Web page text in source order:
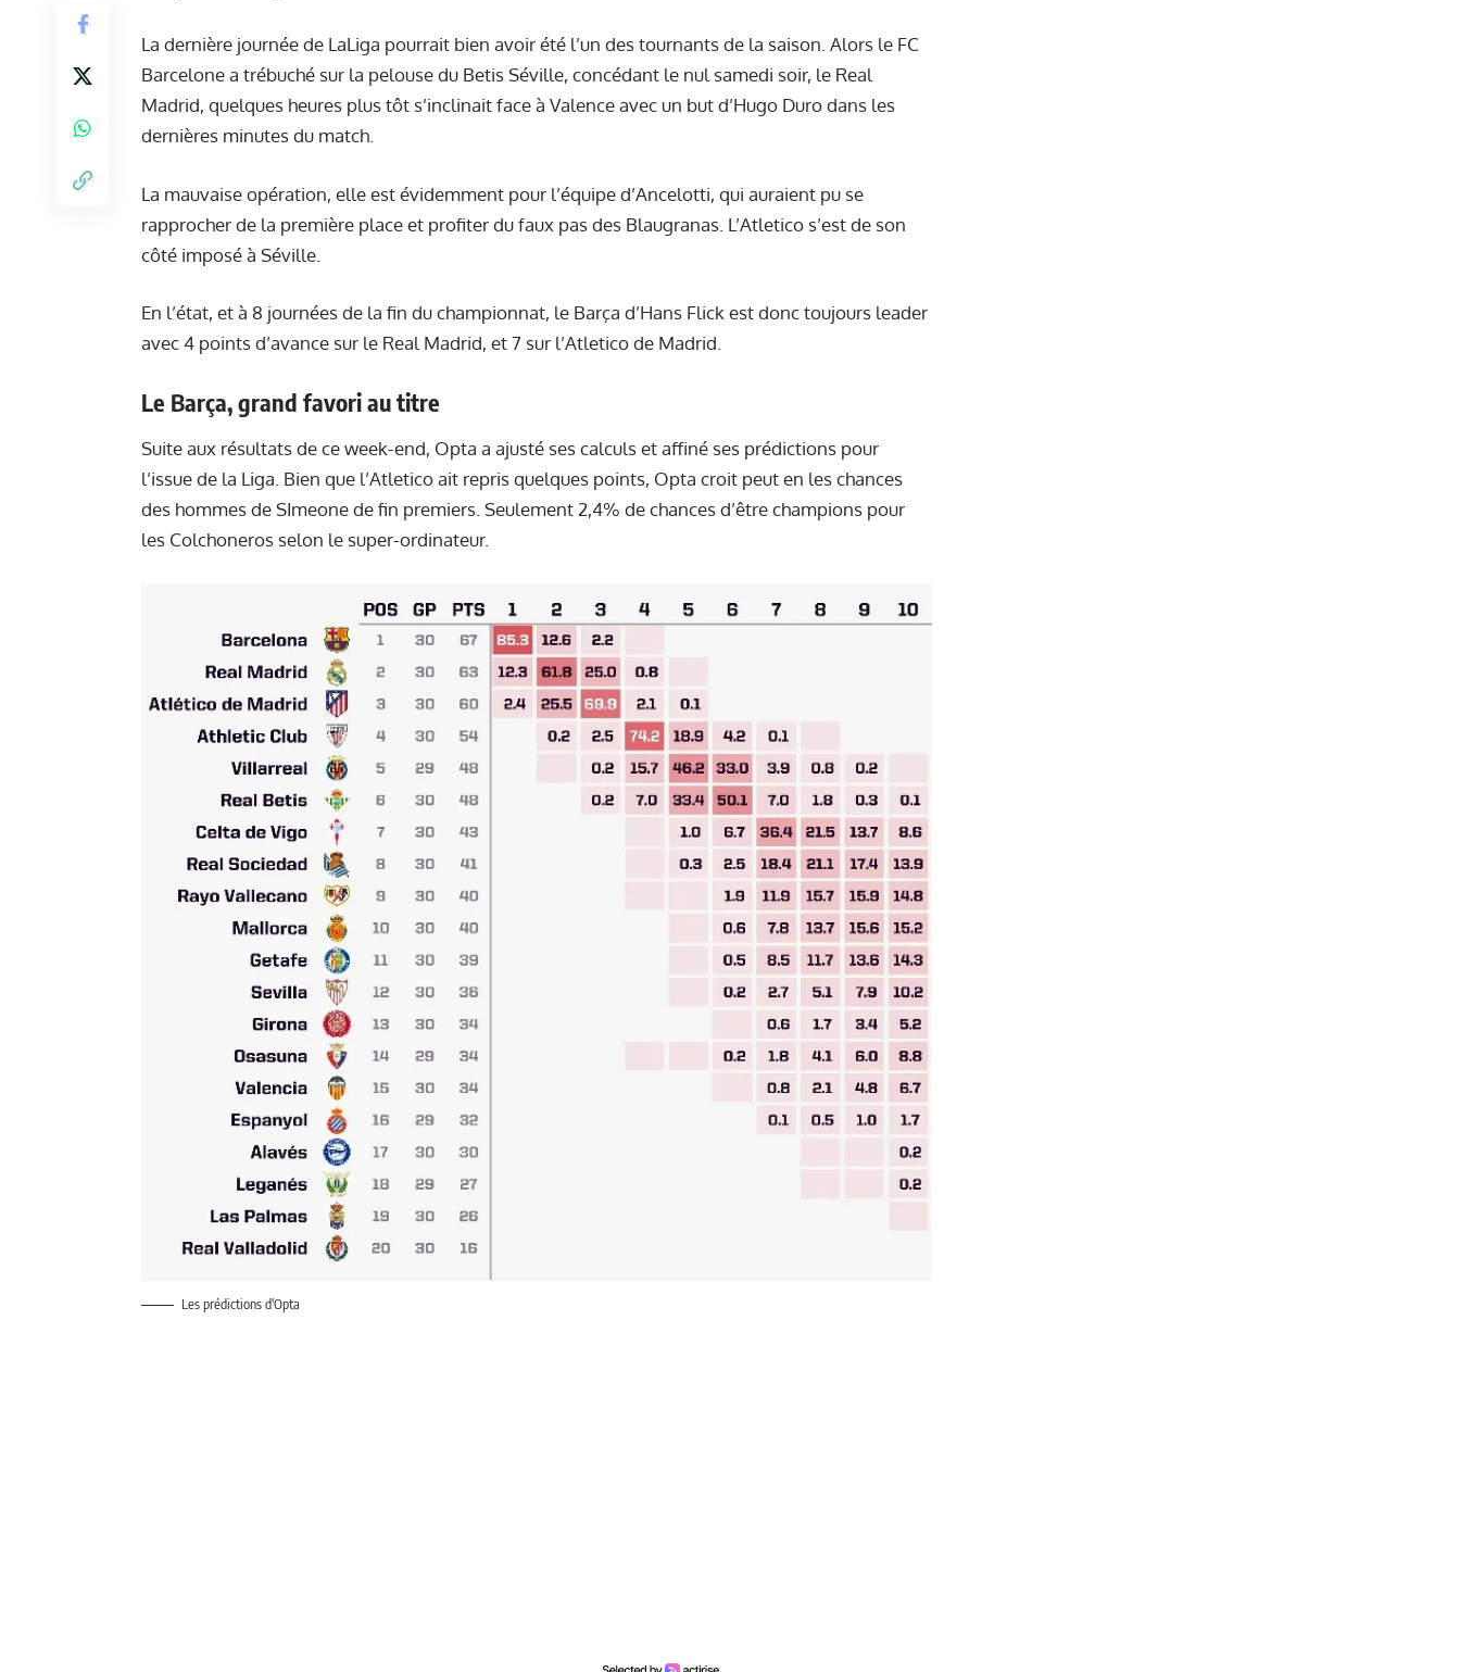
La dernière journée de LaLiga pourrait bien avoir été l’un des tournants de la saison. Alors le FC
Barcelone a trébuché sur la pelouse du Betis Séville, concédant le nul samedi soir, le Real
Madrid, quelques heures plus tôt s’inclinait face à Valence avec un but d’Hugo Duro dans les
dernières minutes du match.
La mauvaise opération, elle est évidemment pour l’équipe d’Ancelotti, qui auraient pu se
rapprocher de la première place et profiter du faux pas des Blaugranas. L’Atletico s’est de son
côté imposé à Séville.
En l’état, et à 8 journées de la fin du championnat, le Barça d’Hans Flick est donc toujours leader
avec 4 points d’avance sur le Real Madrid, et 7 sur l’Atletico de Madrid.
Le Barça, grand favoriau titre
Suite aux résultats de ce week-end, Opta a ajusté ses calculs et affiné ses prédictions pour
l’issue de la Liga. Bien que l’Atletico ait repris quelques points, Opta croit peut en les chances
des hommes de SImeone de fin premiers. Seulement 2,4% de chances d’être champions pour
les Colchoneros selon le super-ordinateur.
Les prédictions d'Opta